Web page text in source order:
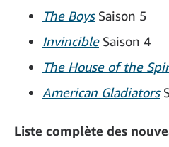
The BoysSaison 5
InvincibleSaison 4
The House of the
American Gladiators
Liste complète des